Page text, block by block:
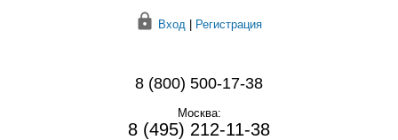
Вход | Регистрация
8 (800) 500-17-38
Москва:
8 (495) 212-11-38